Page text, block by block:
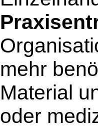
mehr
Material
oder